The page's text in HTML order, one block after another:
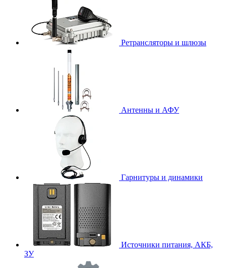
Ретрансляторы и шлюзы
Антенны и АФУ
Гарнитуры и динамики
Источники питания, АКБ,
ЗУ